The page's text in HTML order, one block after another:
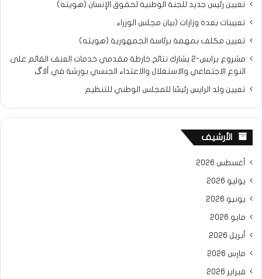
تعيين رئيس جديد للجنة الوطنية لحقوق الإنسان (هويته)
تعيينات بعدة وزارات (بيان مجلس الوزراء
تعيين مكلف بمهمة برئاسة الجمهورية (هويته)
مشروع برابس-2 يشارك نتائح خارطة مقدمي خدمات العنف القائم على
النوع الاجتماعي والاستغلال والاعتداء الجنسي بورشة في ألاگ
تعيين ولد الرايس رئيسًا للمجلس الوطني للتنظيم
الأرشيف
أغسطس 2026
يوليو 2026
يونيو 2026
مايو 2026
أبريل 2026
مارس 2026
فبراير 2026